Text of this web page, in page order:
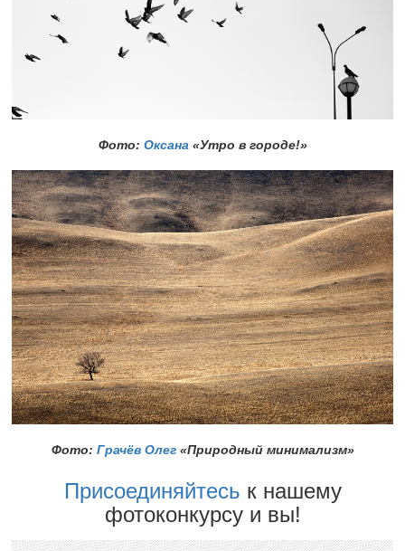
Фото: Оксана«Утро в городе!»
Фото: Грачёв Олег«Природный минимализм»
Присоединяйтесь к нашему
фотоконкурсу и вы!